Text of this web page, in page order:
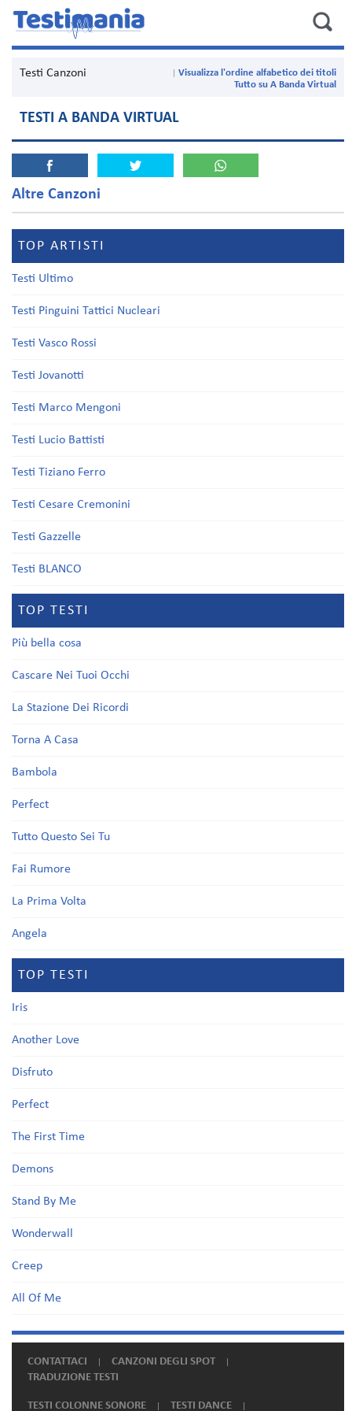
Testi Canzoni
Visualizza l'ordine alfabetico dei titoli
Tutto su A Banda Virtual
TESTI A BANDA VIRTUAL
Altre Canzoni
TOP ARTISTI
Testi Ultimo
Testi Pinguini Tattici Nucleari
Testi Vasco Rossi
Testi Jovanotti
Testi Marco Mengoni
Testi Lucio Battisti
Testi Tiziano Ferro
Testi Cesare Cremonini
Testi Gazzelle
Testi BLANCO
TOP TESTI
Più bella cosa
Cascare Nei Tuoi Occhi
La Stazione Dei Ricordi
Torna A Casa
Bambola
Perfect
Tutto Questo Sei Tu
Fai Rumore
La Prima Volta
Angela
TOP TESTI
Iris
Another Love
Disfruto
Perfect
The First Time
Demons
Stand By Me
Wonderwall
Creep
All Of Me
CONTATTACI
CANZONI DEGLI SPOT
TRADUZIONE TESTI
TESTI COLONNE SONORE TESTI DANCE